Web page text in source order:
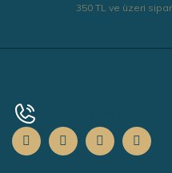
350 TL ve üzeri